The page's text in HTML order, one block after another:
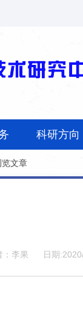
科研方向
览文章
：李果 日期